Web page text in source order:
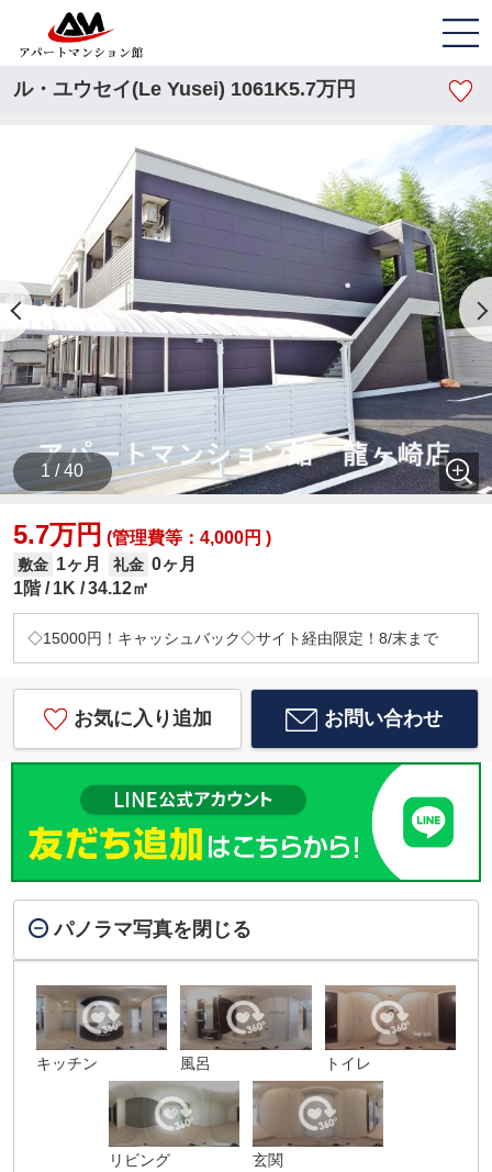
ル・ユウセイ(Le Yusei) 1061K5.7万円
1 / 40
5.7万円 (管理費等：4,000円 )
敷金 1ヶ月 礼金 0ヶ月
1階
1K 34.12㎡
◇15000円！キャッシュバック◇サイト経由限定！8/末まで
お気に入り追加 お問い合わせ
パノラマ写真を閉じる
キッチン 風呂 トイレ
リビング 玄関